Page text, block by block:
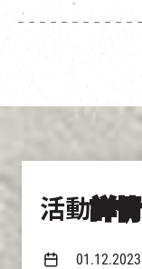
活動詳情
01.12.2023